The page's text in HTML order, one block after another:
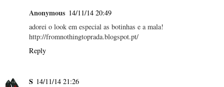
Anonymous 14/11/14 20:49
adorei o look em especial as botinhas e a mala!
http://fromnothingtoprada.blogspot.pt/
Reply
S 14/11/14 21:26